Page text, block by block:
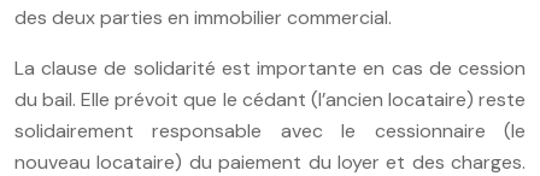
des deux parties en immobilier commercial.
La clause de solidarité est importante en cas de cession
du bail. Elle prévoit que le cédant (l’ancien locataire) reste
solidairement responsable avec le cessionnaire (le
nouveau locataire) du paiement du loyer et des charges.